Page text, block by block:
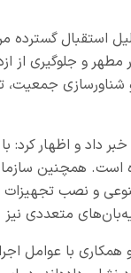
استقبال گسترده
و جلوگیری از
شناورسازی
خبر داد و اظهار
همچنین
و نصب
سایه‌بان‌های
با عوامل